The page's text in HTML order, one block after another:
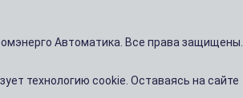
Автоматика. Все права защищены.
технологию cookie. Оставаясь на сайте